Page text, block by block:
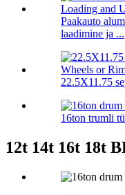
Paakauto
laadimine ja ...
22.5X11.75
16ton trumli
12t 14t 16t 18t